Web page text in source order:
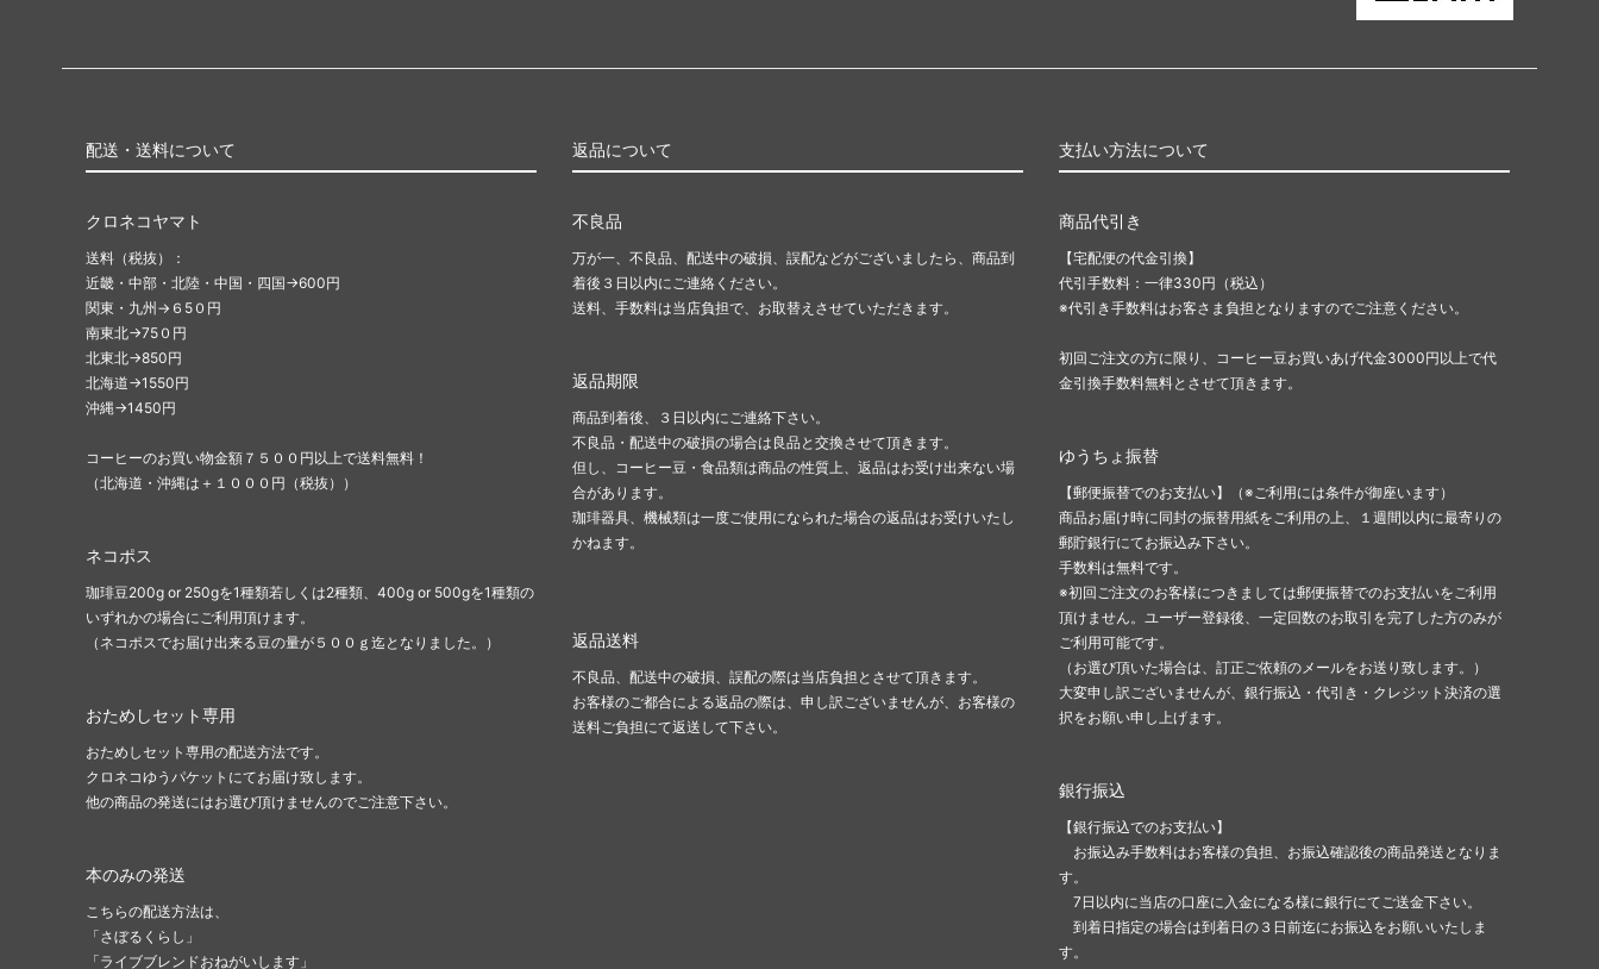
配送・送料について
クロネコヤマト
送料（税抜）：
近畿・中部・北陸・中国・四国→600円
関東・九州→６5０円
南東北→75０円
北東北→850円
北海道→1550円
沖縄→1450円
コーヒーのお買い物金額７５００円以上で送料無料！
（北海道・沖縄は＋１０００円（税抜））
ネコポス
珈琲豆200g or 250gを1種類若しくは2種類、400g or 500gを1種類の
いずれかの場合にご利用頂けます。
（ネコポスでお届け出来る豆の量が５００ｇ迄となりました。）
おためしセット専用
おためしセット専用の配送方法です。
クロネコゆうパケットにてお届け致します。
他の商品の発送にはお選び頂けませんのでご注意下さい。
本のみの発送
こちらの配送方法は、
「さぼるくらし」
「ライブブレンドおねがいします」
返品について
不良品
万が一、不良品、配送中の破損、誤配などがございましたら、商品到
着後３日以内にご連絡ください。
送料、手数料は当店負担で、お取替えさせていただきます。
返品期限
商品到着後、３日以内にご連絡下さい。
不良品・配送中の破損の場合は良品と交換させて頂きます。
但し、コーヒー豆・食品類は商品の性質上、返品はお受け出来ない場
合があります。
珈琲器具、機械類は一度ご使用になられた場合の返品はお受けいたし
かねます。
返品送料
不良品、配送中の破損、誤配の際は当店負担とさせて頂きます。
お客様のご都合による返品の際は、申し訳ございませんが、お客様の
送料ご負担にて返送して下さい。
支払い方法について
商品代引き
【宅配便の代金引換】
代引手数料：一律330円（税込）
※代引き手数料はお客さま負担となりますのでご注意ください。
初回ご注文の方に限り、コーヒー豆お買いあげ代金3000円以上で代
金引換手数料無料とさせて頂きます。
ゆうちょ振替
【郵便振替でのお支払い】（※ご利用には条件が御座います）
商品お届け時に同封の振替用紙をご利用の上、１週間以内に最寄りの
郵貯銀行にてお振込み下さい。
手数料は無料です。
※初回ご注文のお客様につきましては郵便振替でのお支払いをご利用
頂けません。ユーザー登録後、一定回数のお取引を完了した方のみが
ご利用可能です。
（お選び頂いた場合は、訂正ご依頼のメールをお送り致します。）
大変申し訳ございませんが、銀行振込・代引き・クレジット決済の選
択をお願い申し上げます。
銀行振込
【銀行振込でのお支払い】
お振込み手数料はお客様の負担、お振込確認後の商品発送となりま
す。
7日以内に当店の口座に入金になる様に銀行にてご送金下さい。
到着日指定の場合は到着日の３日前迄にお振込をお願いいたしま
す。